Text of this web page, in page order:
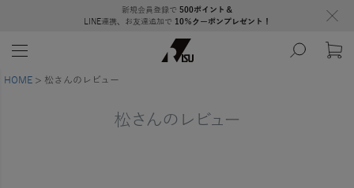
新規会員登録で 500ポイント＆
LINE連携、お友達追加で 10％クーポンプレゼント！
HOME 松さんのレビュー
松さんのレビュー